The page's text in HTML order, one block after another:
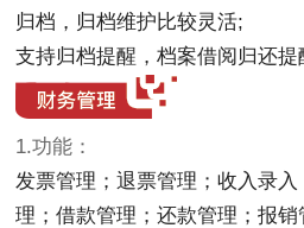
归档，归档维护比较灵活;
支持归档提醒，档案借阅归还提
1.功能：
发票管理；退票管理；收入录
理；借款管理；还款管理；报销